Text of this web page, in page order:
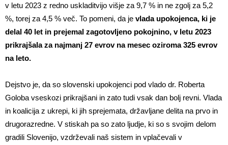
v letu 2023 z redno uskladitvijo višje za 9,7 % in ne zgolj za 5,2
%, torej za 4,5 % več. To pomeni, da je vlada upokojenca, ki je
delal 40 let in prejemal zagotovljeno pokojnino, v letu 2023
prikrajšala za najmanj 27 evrov na mesec oziroma 325 evrov
na leto.
Dejstvo je, da so slovenski upokojenci pod vlado dr. Roberta
Goloba vseskozi prikrajšani in zato tudi vsak dan bolj revni. Vlada
in koalicija z ukrepi, ki jih sprejemata, državljane delita na prvo in
drugorazredne. V stiskah pa so zato ljudje, ki so s svojim delom
gradili Slovenijo, vzdrževali naš sistem in vplačevali v